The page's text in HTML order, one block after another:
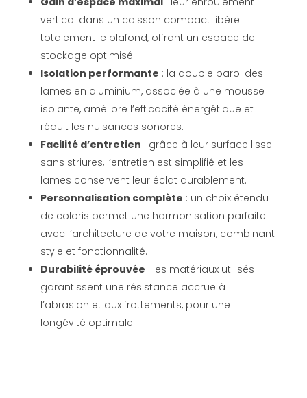
vertical dans un caisson compact libère
totalement le plafond, offrant un espace de
stockage optimisé.
Isolation performante : la double paroi des
lames en aluminium, associée à une mousse
isolante, améliore l’efficacité énergétique et
réduit les nuisances sonores.
Facilité d’entretien : grâce à leur surface lisse
sans striures, l’entretien est simplifié et les
lames conservent leur éclat durablement.
Personnalisation complète : un choix étendu
de coloris permet une harmonisation parfaite
avec l’architecture de votre maison, combinant
style et fonctionnalité.
Durabilité éprouvée : les matériaux utilisés
garantissent une résistance accrue à
l’abrasion et aux frottements, pour une
longévité optimale.